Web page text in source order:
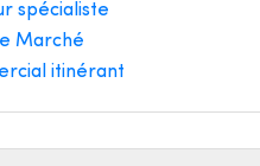
spécialiste
Marché
itinérant